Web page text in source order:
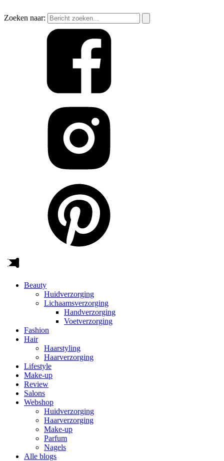
Zoeken naar:
Beauty
Huidverzorging
Lichaamsverzorging
Handverzorging
Voetverzorging
Fashion
Hair
Haarstyling
Haarverzorging
Lifestyle
Make-up
Review
Salons
Webshop
Huidverzorging
Haarverzorging
Make-up
Parfum
Nagels
Alle blogs